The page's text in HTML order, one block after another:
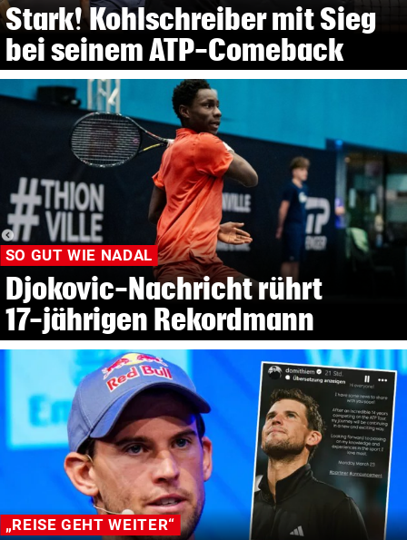
Stark! Kohlschreiber mit Sieg
bei seinem ATP-Comeback
SO GUT WIE NADAL
Djokovic-Nachricht rührt
17-jährigen Rekordmann
„REISE GEHT WEITER“